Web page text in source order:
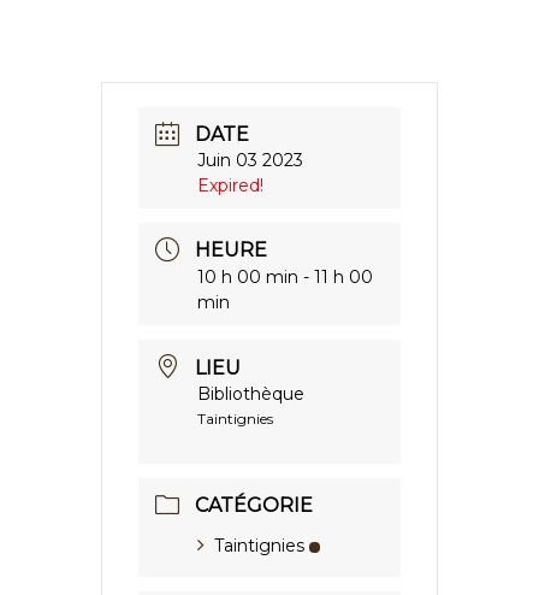
DATE
Juin 03 2023
Expired!
HEURE
10 h 00 min - 11 h 00
min
LIEU
Bibliothèque
Taintignies
CATÉGORIE
Taintignies